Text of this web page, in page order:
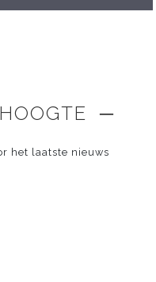
─
het laatste nieuws